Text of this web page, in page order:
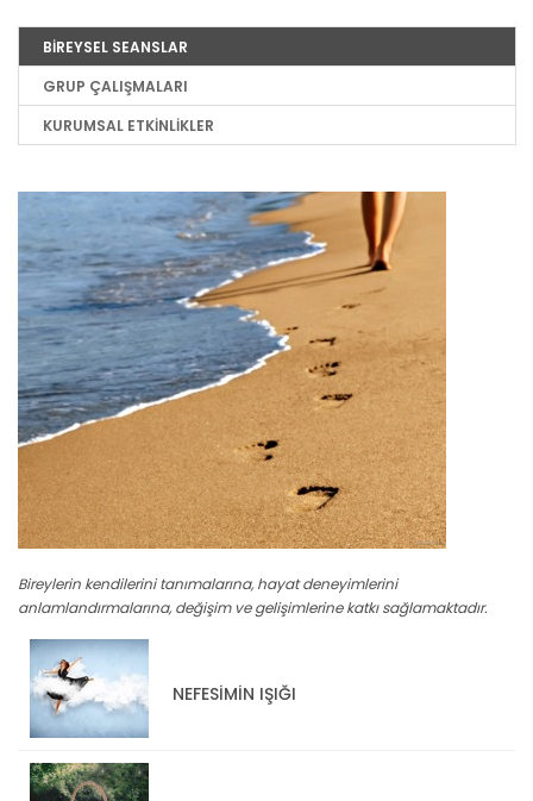
BİREYSEL SEANSLAR
GRUP ÇALIŞMALARI
KURUMSAL ETKİNLİKLER
Bireylerin kendilerini tanımalarına, hayat deneyimlerini
anlamlandırmalarına, değişim ve gelişimlerine katkı sağlamaktadır.
NEFESİMİN IŞIĞI